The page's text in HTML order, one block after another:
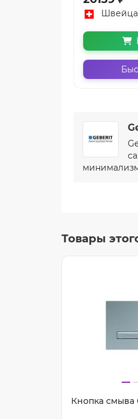
Товары
Кнопка смыва